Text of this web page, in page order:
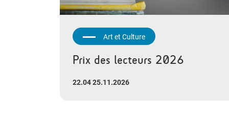
Art et Culture
Prix des lecteurs 2026
22.04 25.11.2026